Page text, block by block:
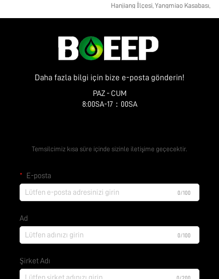
Hanjiang İlçesi, Yangmiao Kasabası,
Daha fazla bilgi için bize e-posta gönderin!
PAZ - CUM
8:00SA-17：00SA
Temsilcimiz kısa süre içinde sizinle iletişime geçecektir.
E-posta
0/100
Ad
0/100
Şirket Adı